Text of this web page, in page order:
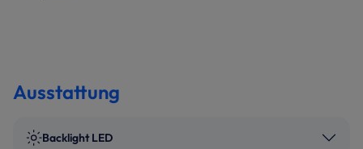
Ausstattung
Backlight LED